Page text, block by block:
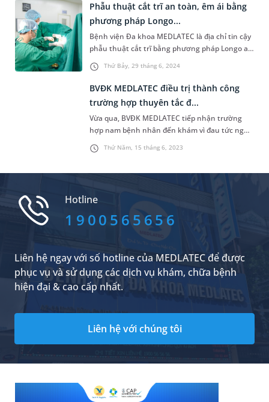
Thứ Bảy, 29 tháng 6, 2024
Phẫu thuật cắt trĩ an toàn, êm ái bằng
phương pháp Longo...
Bệnh viện Đa khoa MEDLATEC là địa chỉ tin cậy
phẫu thuật cắt trĩ bằng phương pháp Longo an
toàn, ít đau, phục hồi nhanh chóng nên được
đông đảo người dân tin tưởng lựa chọn thực
hiện.
Thứ Năm, 15 tháng 6, 2023
BVĐK MEDLATEC điều trị thành công
trường hợp thuyên tắc đ...
Vừa qua, BVĐK MEDLATEC tiếp nhận trường
hợp nam bệnh nhân đến khám vì đau tức ngực
bên phải sau khi bị sưng đau bắp chân phải 1
tuần. Nhờ sự vào cuộc tích cực của đội ngũ bác
điều trị dứt điểm tình trạng thuyên tắc động
Hotline
1900565656
Liên hệ ngay với số hotline của MEDLATEC để được
phục vụ và sử dụng các dịch vụ khám, chữa bệnh
hiện đại & cao cấp nhất.
Liên hệ với chúng tôi